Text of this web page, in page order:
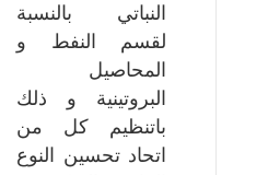
النباتي بالنسبة
لقسم النفط و
المحاصيل
البروتينية و ذلك
باتنظيم كل من
اتحاد تحسين النوع